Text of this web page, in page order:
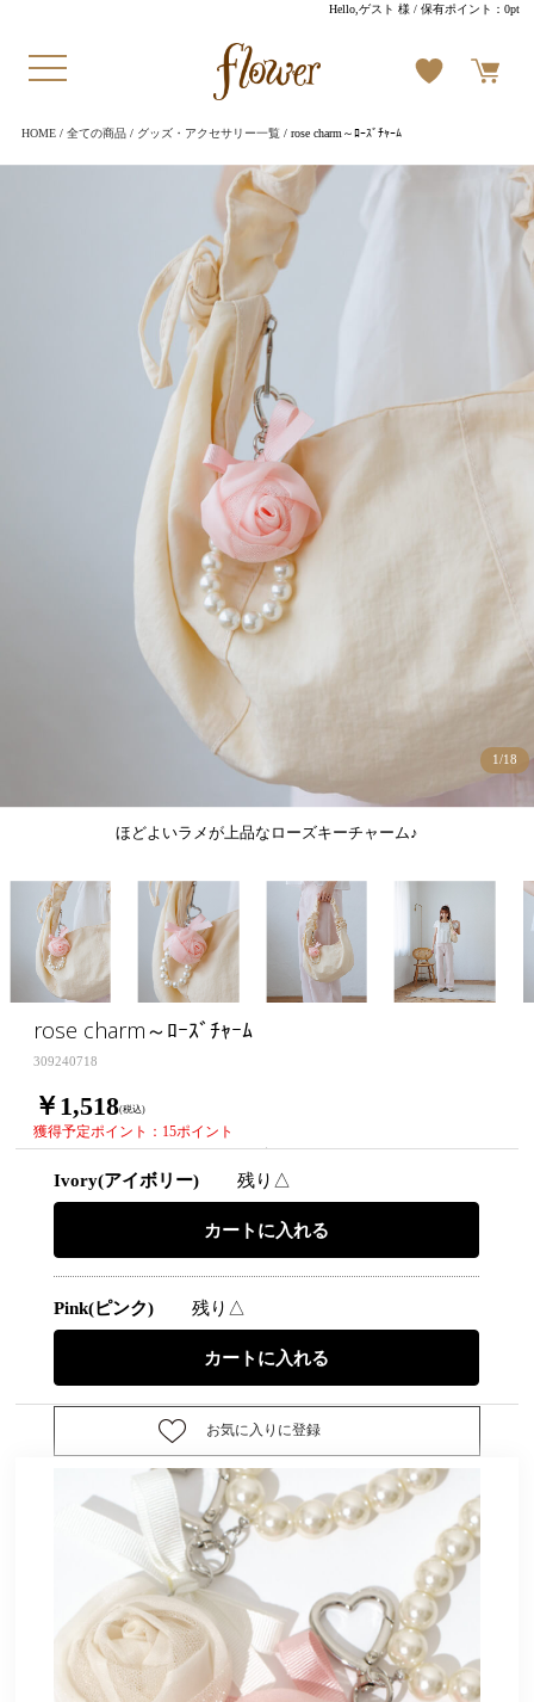
Hello,ゲスト 様 / 保有ポイント：0pt
HOME/ 全ての商品/ グッズ・アクセサリー一覧/ rose charm～ﾛｰｽﾞﾁｬｰﾑ
ほどよいラメが上品なローズキーチャーム♪
1/18
rose charm～ﾛｰｽﾞﾁｬｰﾑ
309240718
￥1,518(税込)
獲得予定ポイント：15ポイント
Ivory(アイボリー) 残り△
Pink(ピンク) 残り△
お気に入りに登録